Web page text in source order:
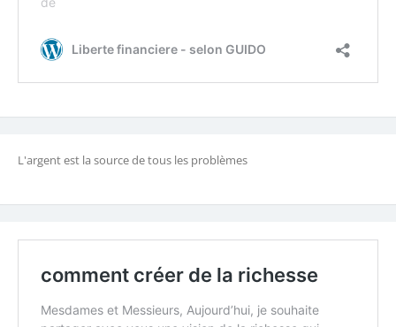
L'argent est la source de tous les problèmes